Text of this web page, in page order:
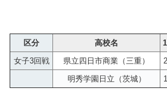
区分 高校名
女子3回戦
県立四日市商業（三重）
明秀学園日立（茨城）